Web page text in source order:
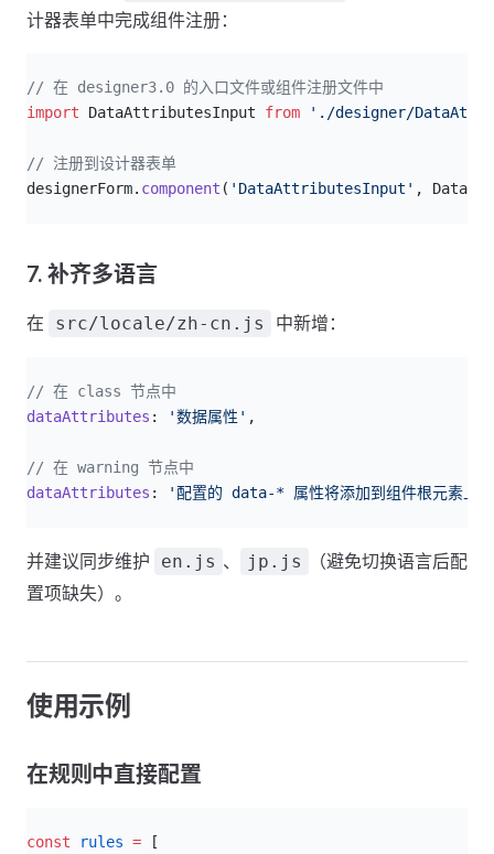
计器表单中完成组件注册：
// 在 designer3.0 的入口文件或组件注册文件中
import DataAttributesInput from './designer/
// 注册到设计器表单
designerForm. component ( 'DataAttributesInput' ,
7. 补齐多语言
在 src/locale/zh-cn.js 中新增：
// 在 class 节点中
dataAttributes : '数据属性' ,
// 在 warning 节点中
dataAttributes : '配置的 data-* 属性将添加到组件根元素上
并建议同步维护 en.js 、 jp.js
（避免切换语言后配
置项缺失）。
使用示例
在规则中直接配置
const rules = [